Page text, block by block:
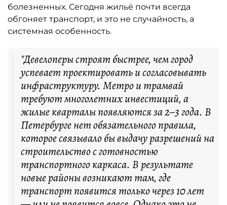
болезненных. Сегодня жильё почти всегда
обгоняет транспорт, и это не случайность, а
системная особенность.
"Девелоперы строят быстрее, чем город
успевает проектировать и согласовывать
инфраструктуру. Метро и трамвай
требуют многолетних инвестиций, а
жилые кварталы появляются за 2–3 года. В
Петербурге нет обязательного правила,
которое связывало бы выдачу разрешений на
строительство с готовностью
транспортного каркаса. В результате
новые районы возникают там, где
транспорт появится только через 10 лет